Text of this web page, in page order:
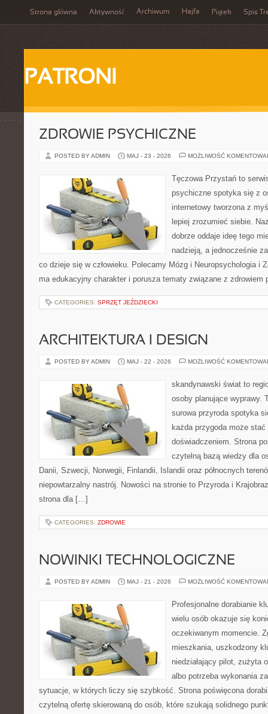
Strona główna Aktywność Archiwum Hajfa Piątek Spis
PATRONI
ZDROWIE PSYCHICZNE
POSTED BY ADMIN MAJ - 23 - 2026 MOŻLIWOŚĆ
Tęczowa Przystań to
psychiczne spotyka się z
internetowy tworzona z
lepiej zrozumieć siebie.
dobrze oddaje ideę tego
nadzieją, a jednocześnie
co dzieje się w człowieku. Polecamy Mózg i Neuropsychologia i
ma edukacyjny charakter i porusza tematy związane z
CATEGORIES: SPRZĘT JEŹDZIECKI
ARCHITEKTURA I DESIGN
POSTED BY ADMIN MAJ - 22 - 2026 MOŻLIWOŚĆ
skandynawski świat to
osoby planujące wyprawy.
surowa przyroda spotyka
każda przygoda może
doświadczeniem. Strona
czytelną bazą wiedzy dla
Danii, Szwecji, Norwegii, Finlandii, Islandii oraz północnych
niepowtarzalny nastrój. Nowości na stronie to Przyroda i
strona dla […]
CATEGORIES: ZDROWIE
NOWINKI TECHNOLOGICZNE
POSTED BY ADMIN MAJ - 21 - 2026 MOŻLIWOŚĆ
Profesjonalne dorabianie
wielu osób okazuje się
oczekiwanym momencie.
mieszkania, uszkodzony
niedziałający pilot, zużyta
albo potrzeba wykonania
sytuacje, w których liczy się szybkość. Strona poświęcona
czytelną ofertę skierowaną do osób, które szukają solidnego